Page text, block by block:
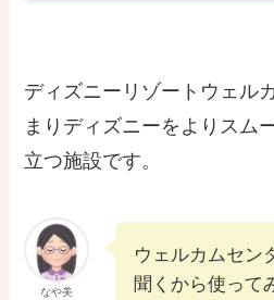
ディズニーリゾートウェル
まりディズニーをよりスム
立つ施設です。
なや美
ウェルカムセン
聞くから使って